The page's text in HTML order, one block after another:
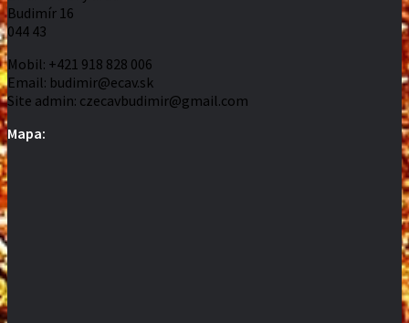
Budimír 16
044 43
Mobil: +421 918 828 006
Email: budimir@ecav.sk
Site admin: czecavbudimir@gmail.com
Mapa: